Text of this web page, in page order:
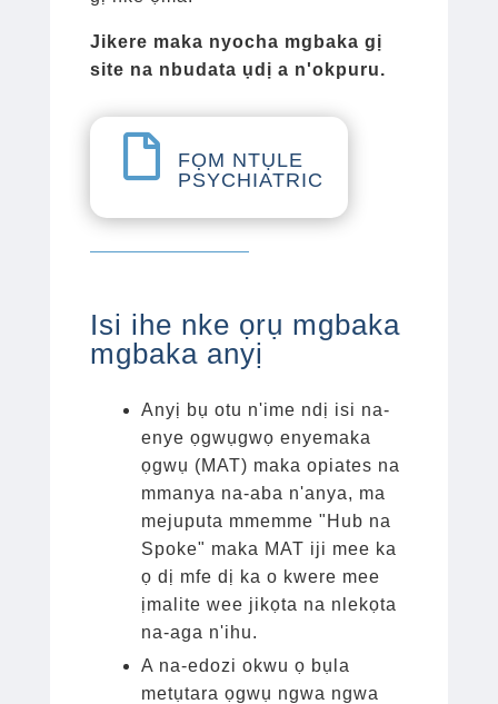
Jikere maka nyocha mgbaka gị
site na nbudata ụdị a n'okpuru.

FỌM NTỤLE
PSYCHIATRIC
Isi ihe nke ọrụ mgbaka
mgbaka anyị
Anyị bụ otu n'ime ndị isi na-
enye ọgwụgwọ enyemaka
ọgwụ (MAT) maka opiates na
mmanya na-aba n'anya, ma
mejuputa mmemme "Hub na
Spoke" maka MAT iji mee ka
ọ dị mfe dị ka o kwere mee
ịmalite wee jikọta na nlekọta
na-aga n'ihu.
A na-edozi okwu ọ bụla
metụtara ọgwụ ngwa ngwa